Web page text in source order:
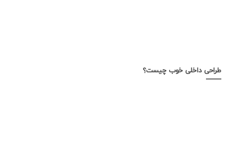
طراحی داخلی خوب چیست؟